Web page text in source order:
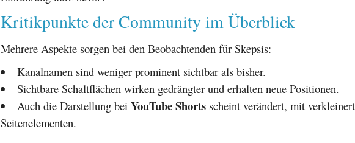
Kritikpunkte der Community im Überblick
Mehrere Aspekte sorgen bei den Beobachtenden für Skepsis:
Kanalnamen sind weniger prominent sichtbar als bisher.
Sichtbare Schaltflächen wirken gedrängter und erhalten neue Positionen.
Auch die Darstellung bei YouTube Shortsscheint verändert, mit
Seitenelementen.